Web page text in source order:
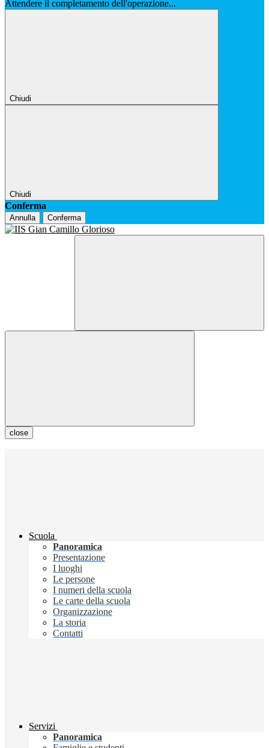
Attendere il completamento dell'operazione...
Chiudi
Chiudi
Conferma
Annulla Conferma
close
Scuola
Panoramica
Presentazione
I luoghi
Le persone
I numeri della scuola
Le carte della scuola
Organizzazione
La storia
Contatti
Servizi
Panoramica